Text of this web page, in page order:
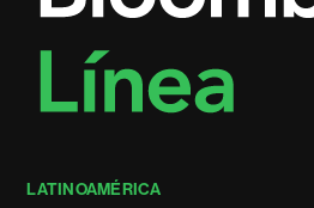
LATINOAMÉRICA